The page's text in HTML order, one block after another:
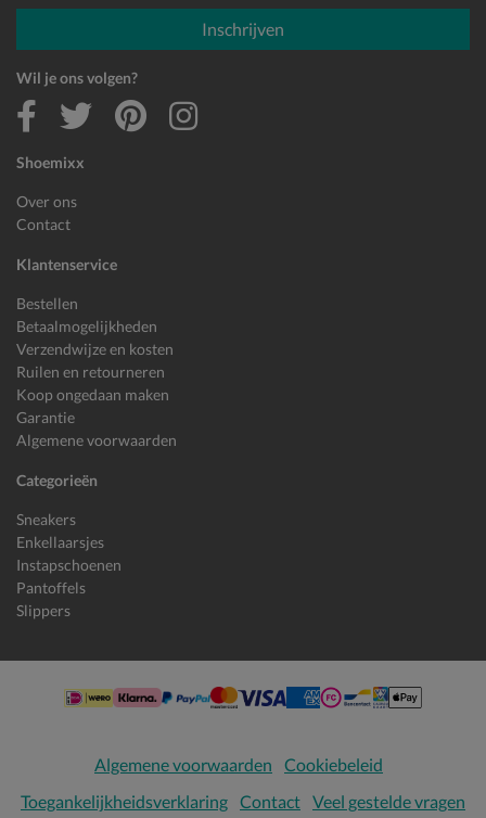
Shoemixx
Over ons
Contact
Klantenservice
Bestellen
Betaalmogelijkheden
Verzendwijze en kosten
Ruilen en retourneren
Koop ongedaan maken
Garantie
Algemene voorwaarden
Categorieën
Sneakers
Enkellaarsjes
Instapschoenen
Pantoffels
Slippers
E-mailadres
Inschrijven
Wil je ons volgen?
Algemene voorwaarden
Cookiebeleid
Toegankelijkheidsverklaring Contact Veel gestelde vragen